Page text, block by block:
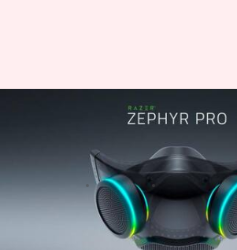
CES 2022: रेजर लाई
और RGB लाइट्स वाला
हजारों में कीमत
Jan 08, 2022 02:59 pm